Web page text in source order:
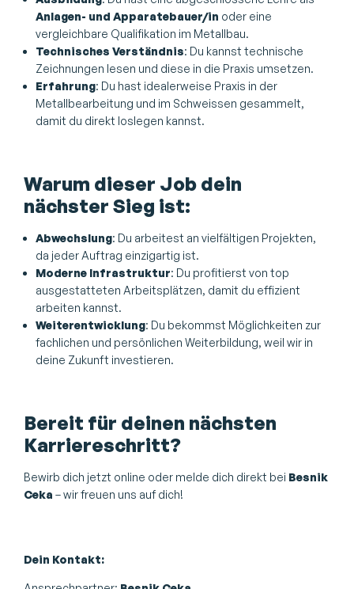
Anlagen- und Apparatebauer/in oder eine
vergleichbare Qualifikation im Metallbau.
Technisches Verständnis: Du kannst technische
Zeichnungen lesen und diese in die Praxis umsetzen.
Erfahrung: Du hast idealerweise Praxis in der
Metallbearbeitung und im Schweissen gesammelt,
damit du direkt loslegen kannst.
Warum dieser Job dein
nächster Sieg ist:
Abwechslung: Du arbeitest an vielfältigen Projekten,
da jeder Auftrag einzigartig ist.
Moderne Infrastruktur: Du profitierst von top
ausgestatteten Arbeitsplätzen, damit du effizient
arbeiten kannst.
Weiterentwicklung: Du bekommst Möglichkeiten zur
fachlichen und persönlichen Weiterbildung, weil wir in
deine Zukunft investieren.
Bereit für deinen nächsten
Karriereschritt?
Bewirb dich jetzt online oder melde dich direkt bei Besnik
Ceka – wir freuen uns auf dich!
Dein Kontakt: